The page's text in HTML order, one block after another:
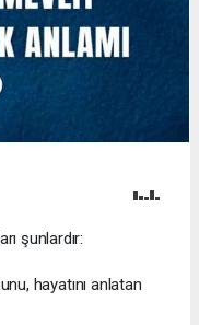
şunlardır:
hayatını anlatan